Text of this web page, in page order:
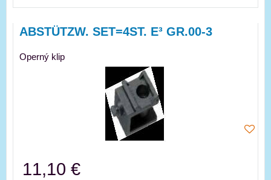
ABSTÜTZW. SET=4ST. E³ GR.00-3
Operný klip
11,10 €